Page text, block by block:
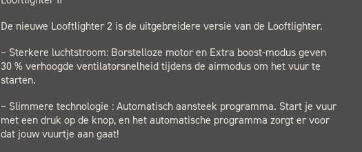
De nieuwe Looftlighter 2 is de uitgebreidere versie van de Looftlighter.
– Sterkere luchtstroom: Borstelloze motor en Extra boost-modus geven
30 % verhoogde ventilatorsnelheid tijdens de airmodus om het vuur te
starten.
– Slimmere technologie : Automatisch aansteek programma. Start je vuur
met een druk op de knop, en het automatische programma zorgt er voor
dat jouw vuurtje aan gaat!